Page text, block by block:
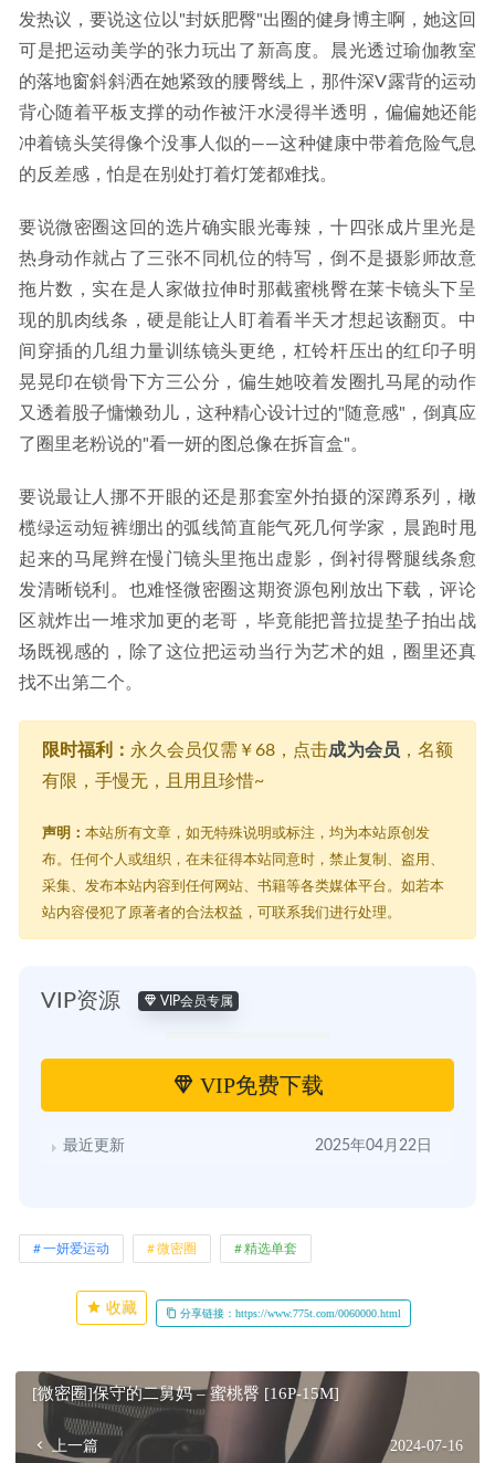
发热议，要说这位以"封妖肥臀"出圈的健身博主啊，她这回
可是把运动美学的张力玩出了新高度。晨光透过瑜伽教室
的落地窗斜斜洒在她紧致的腰臀线上，那件深V露背的运动
背心随着平板支撑的动作被汗水浸得半透明，偏偏她还能
冲着镜头笑得像个没事人似的——这种健康中带着危险气息
的反差感，怕是在别处打着灯笼都难找。
要说微密圈这回的选片确实眼光毒辣，十四张成片里光是
热身动作就占了三张不同机位的特写，倒不是摄影师故意
拖片数，实在是人家做拉伸时那截蜜桃臀在莱卡镜头下呈
现的肌肉线条，硬是能让人盯着看半天才想起该翻页。中
间穿插的几组力量训练镜头更绝，杠铃杆压出的红印子明
晃晃印在锁骨下方三公分，偏生她咬着发圈扎马尾的动作
又透着股子慵懒劲儿，这种精心设计过的"随意感"，倒真应
了圈里老粉说的"看一妍的图总像在拆盲盒"。
要说最让人挪不开眼的还是那套室外拍摄的深蹲系列，橄
榄绿运动短裤绷出的弧线简直能气死几何学家，晨跑时甩
起来的马尾辫在慢门镜头里拖出虚影，倒衬得臀腿线条愈
发清晰锐利。也难怪微密圈这期资源包刚放出下载，评论
区就炸出一堆求加更的老哥，毕竟能把普拉提垫子拍出战
场既视感的，除了这位把运动当行为艺术的姐，圈里还真
找不出第二个。
限时福利： 永久会员仅需￥68，点击成为会员 ，名额
有限，手慢无，且用且珍惜~
声明： 本站所有文章，如无特殊说明或标注，均为本站原创发
布。任何个人或组织，在未征得本站同意时，禁止复制、盗用、
采集、发布本站内容到任何网站、书籍等各类媒体平台。如若本
站内容侵犯了原著者的合法权益，可联系我们进行处理。
VIP资源 VIP会员专属
VIP免费下载
最近更新 2025年04月22日
一妍爱运动 微密圈 精选单套
收藏 分享链接：https://www.775t.com/0060000.html
[微密圈]保守的二舅妈 – 蜜桃臀 [16P-15M]
上一篇 2024-07-16